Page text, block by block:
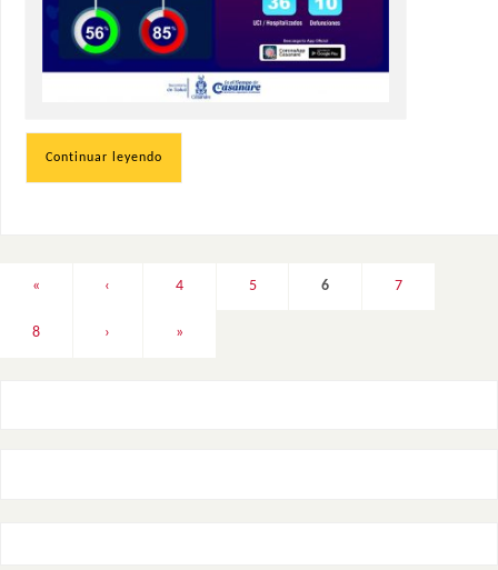
Continuar leyendo
« ‹ 4 5 6 7
8 › »